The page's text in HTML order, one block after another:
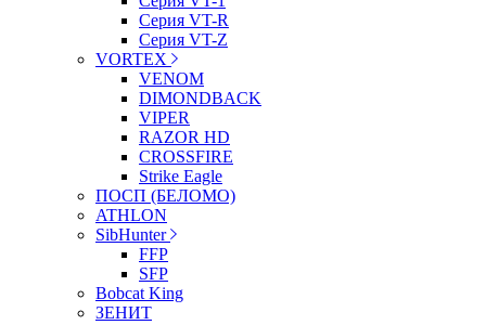
Серия VT-R
Серия VT-Z
VORTEX
VENOM
DIMONDBACK
VIPER
RAZOR HD
CROSSFIRE
Strike Eagle
ПОСП (БЕЛОМО)
ATHLON
SibHunter
FFP
SFP
Bobcat King
ЗЕНИТ